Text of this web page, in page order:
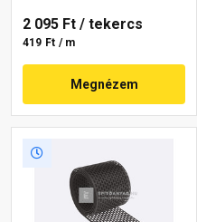
2 095 Ft / tekercs
419 Ft / m
Megnézem